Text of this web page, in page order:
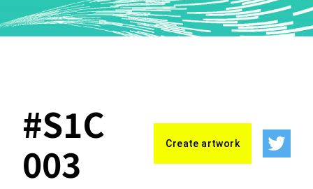
#S1C
003
Create artwork